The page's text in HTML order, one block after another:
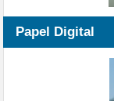
Papel Digital